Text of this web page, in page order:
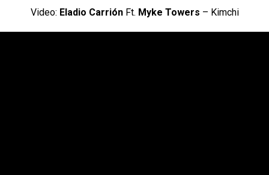
Video: Eladio CarriónFt. Myke Towers – Kimchi